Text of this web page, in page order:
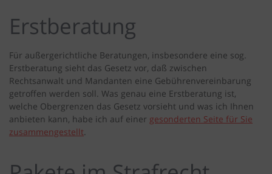
Erstberatung
Für außergerichtliche Beratungen, insbesondere eine sog.
Erstberatung sieht das Gesetz vor, daß zwischen
Rechtsanwalt und Mandanten eine Gebührenvereinbarung
getroffen werden soll. Was genau eine Erstberatung ist,
welche Obergrenzen das Gesetz vorsieht und was ich Ihnen
anbieten kann, habe ich auf einer gesonderten Seite für Sie
zusammengestellt.